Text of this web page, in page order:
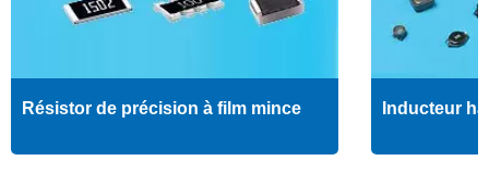
Résistor de précision à film mince Inducteur